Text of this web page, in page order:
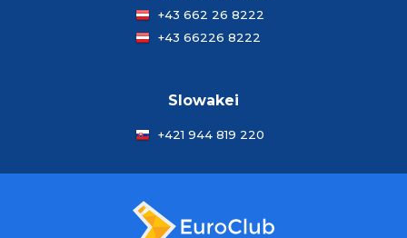
+43 662 26 8222
+43 66226 8222
Slowakei
+421 944 819 220